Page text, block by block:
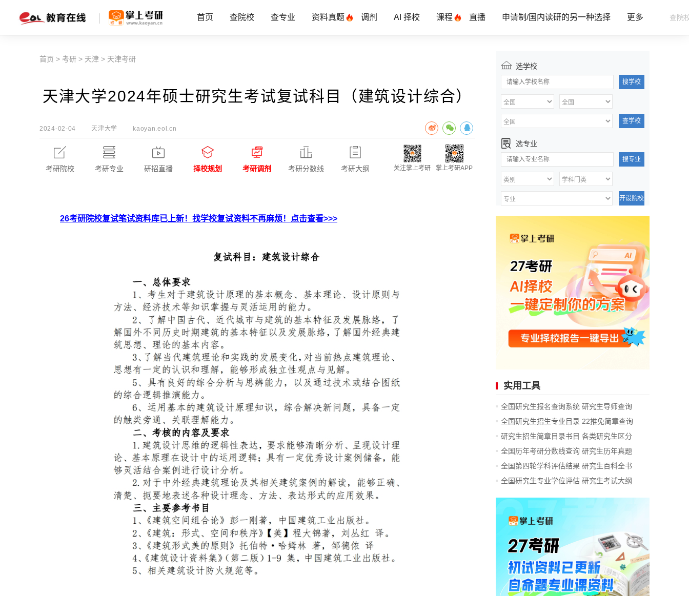
首页 查院校 查专业 资料真题 调剂 AI 择校 课程 直播 申请制/国内读研的另一种选择 更多
首页 > 考研 > 天津 > 天津考研
天津大学2024年硕士研究生考试复试科目（建筑设计综合）
2024-02-04 天津大学 kaoyan.eol.cn
考研院校 考研专业 研招直播 择校规划 考研调剂 考研分数线 考研大纲 关注掌上考研 掌上考研APP
26考研院校复试笔试资料库已上新！找学校复试资料不再麻烦！点击查看>>>
选学校
搜学校
查学校
选专业
搜专业
开设院校
实用工具
全国研究生报名查询系统 研究生导师查询
全国研究生招生专业目录 22推免简章查询
研究生招生简章目录书目 各类研究生区分
全国历年考研分数线查询 研究生历年真题
全国第四轮学科评估结果 研究生百科全书
全国研究生专业学位评估 研究生考试大纲